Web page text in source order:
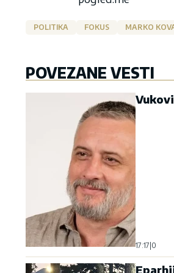
POLITIKA FOKUS MARKO
POVEZANE VESTI
17:17 0